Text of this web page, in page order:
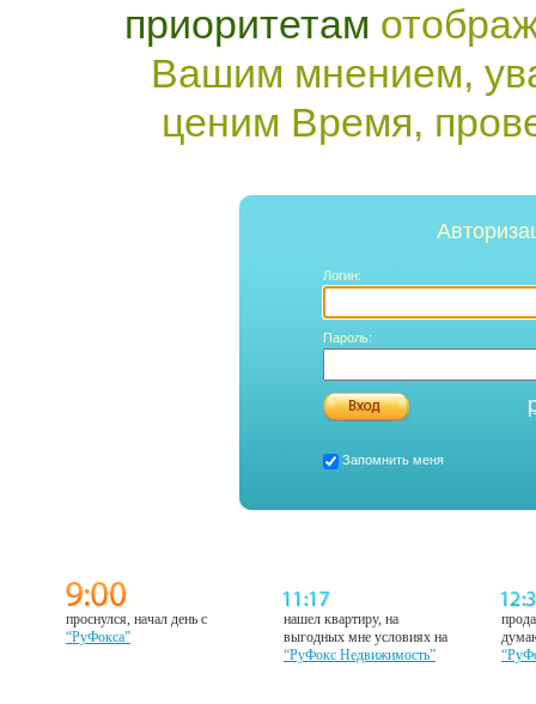
приоритетам
Вашим мнением,
ценим Время,
Логин:
Пароль:
Запомнить меня
проснулся, начал день с
“РуФокса”
нашел квартиру, на
выгодных мне условиях на
“РуФокс Недвижимость”